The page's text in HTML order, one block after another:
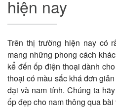
hiện nay
Trên thị trường hiện nay có
mang những phong cách
kể đến ốp điện thoại dành
thoại có màu sắc khá đơn
đại và nam tính. Chúng ta
ốp đẹp cho nam thông qua